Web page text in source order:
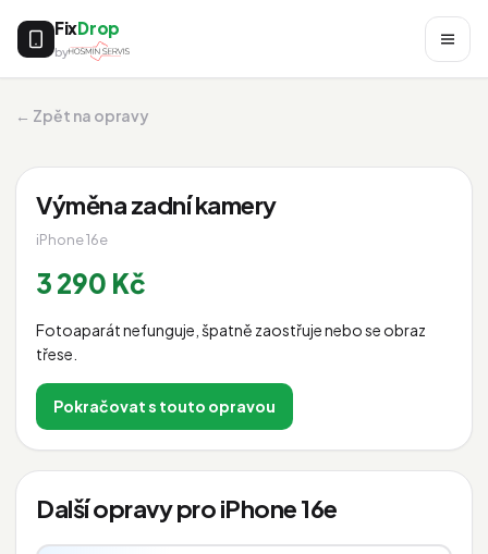
FixDrop
by
← Zpět na opravy
Výměna zadní kamery
iPhone 16e
3 290 Kč
Fotoaparát nefunguje, špatně zaostřuje nebo se obraz
třese.
Pokračovat s touto opravou
Další opravy pro iPhone 16e